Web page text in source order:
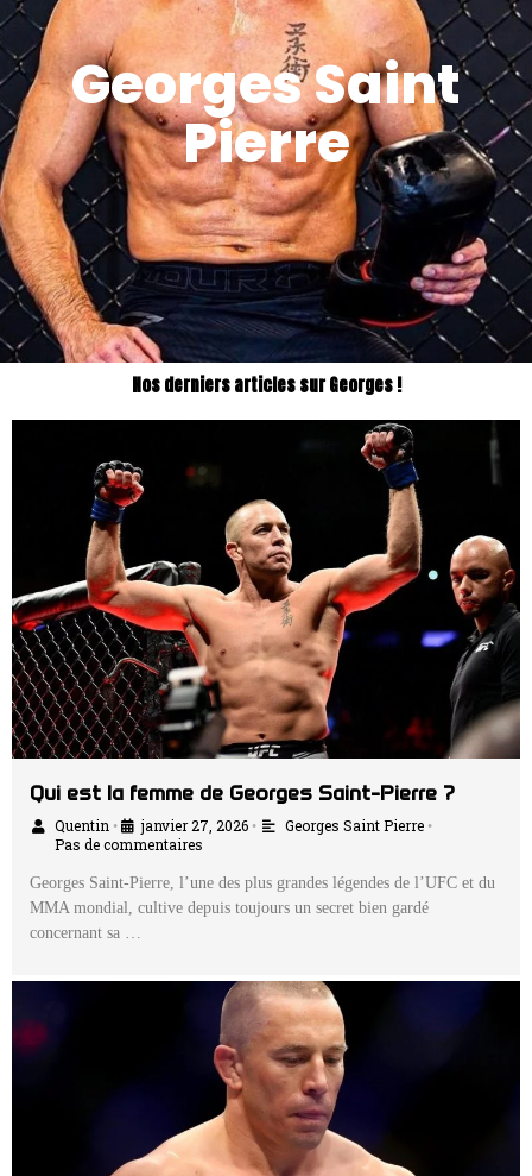
Georges Saint
Pierre
Nos derniers articles sur Georges !
Qui est la femme de Georges Saint-Pierre ?
Quentin • janvier 27, 2026 • Georges Saint Pierre •
Pas de commentaires
Georges Saint-Pierre, l’une des plus grandes légendes de l’UFC et du
MMA mondial, cultive depuis toujours un secret bien gardé
concernant sa …